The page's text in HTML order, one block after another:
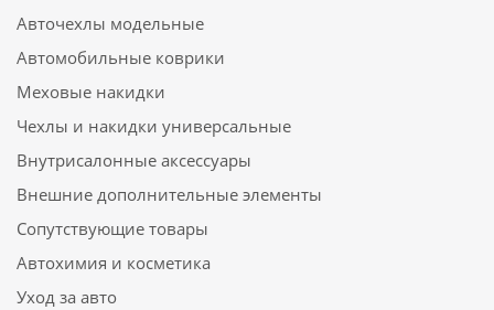
Авточехлы модельные
Автомобильные коврики
Меховые накидки
Чехлы и накидки универсальные
Внутрисалонные аксессуары
Внешние дополнительные элементы
Сопутствующие товары
Автохимия и косметика
Уход за авто